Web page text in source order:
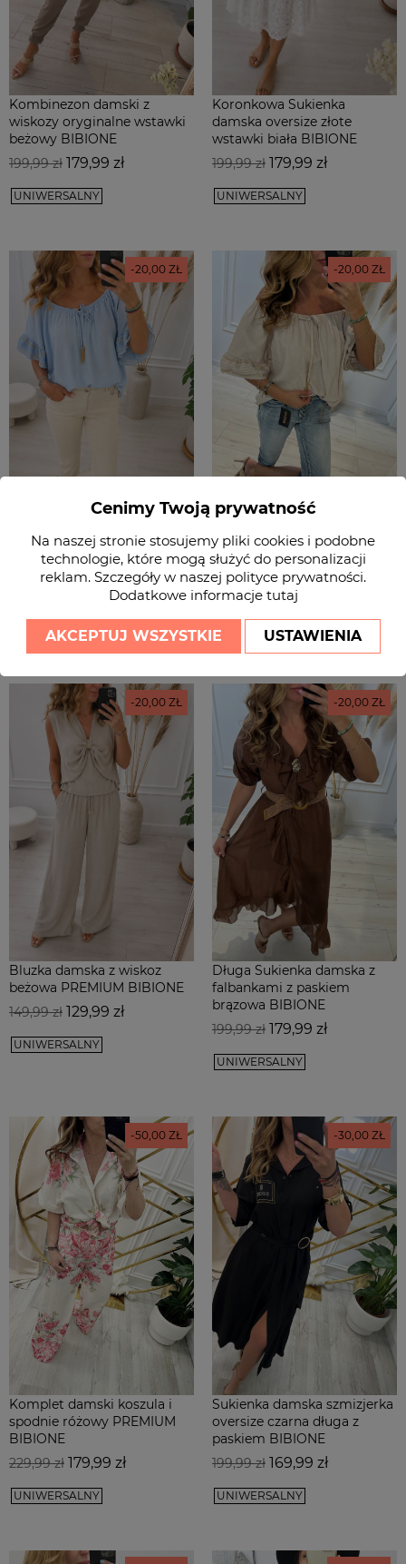
Kombinezon damski z
wiskozy oryginalne wstawki
beżowy BIBIONE
Cena
199,99 zł Cena
179,99 zł
UNIWERSALNY
Koronkowa Sukienka
damska oversize złote
wstawki biała BIBIONE
Cena
199,99 zł Cena
179,99 zł
UNIWERSALNY
Bluzka damska hiszpanka
oversize ozdobne dodatki
niebieska BIBIONE
139,99 zł
-20,00 ZŁ
UNIWERSALNY
Bluzka damska hiszpanka
oversize ozdobne dodatki
beżowa BIBIONE
Cena
159,99 zł Cena
139,99 zł
-20,00 ZŁ
UNIWERSALNY
Bluzka damska z wiskoz
beżowa PREMIUM BIBIONE
Cena
149,99 zł Cena
129,99 zł
-20,00 ZŁ
UNIWERSALNY
Długa Sukienka damska z
falbankami z paskiem
brązowa BIBIONE
Cena
199,99 zł Cena
179,99 zł
-20,00 ZŁ
UNIWERSALNY
Komplet damski koszula i
spodnie różowy PREMIUM
BIBIONE
Cena
229,99 zł Cena
179,99 zł
-50,00 ZŁ
UNIWERSALNY
Sukienka damska szmizjerka
oversize czarna długa z
paskiem BIBIONE
Cena
199,99 zł Cena
169,99 zł
-30,00 ZŁ
UNIWERSALNY
Cenimy Twoją prywatność
Na naszej stronie stosujemy pliki cookies i podobne
technologie, które mogą służyć do personalizacji
reklam. Szczegóły w naszej polityce prywatności.
Dodatkowe informacje tutaj
AKCEPTUJ WSZYSTKIE USTAWIENIA